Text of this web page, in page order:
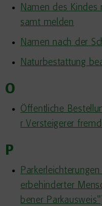
Namen des
samt melden
Namen nach der
Naturbestattung
O
Öffentliche
r Versteigerer
P
erbehinderter
bener